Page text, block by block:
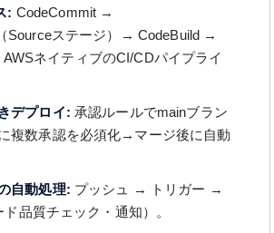
: CodeCommit →
Sourceステージ）→ CodeBuild →
ネイティブのCI/CDパイプライ
デプロイ: 承認ルールでmainブラン
複数承認を必須化→マージ後に自動
自動処理: プッシュ → トリガー →
品質チェック・通知）。